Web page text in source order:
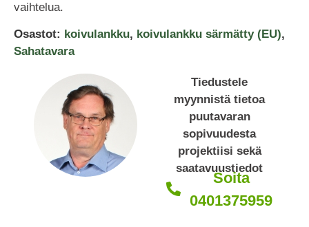
vaihtelua.
Osastot: koivulankku, koivulankku särmätty (EU),
Sahatavara
Tiedustele
myynnistä tietoa
puutavaran
sopivuudesta
projektiisi sekä
saatavuustiedot
Soita
0401375959